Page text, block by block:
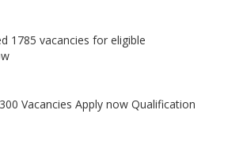
1785 vacancies for eligible
Vacancies Apply now Qualification